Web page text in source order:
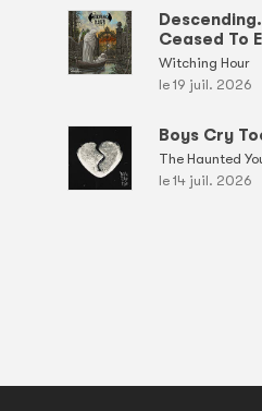
Ceased To
Witching Hour
le 19 juil. 2026
Boys Cry
The Haunted
le 14 juil. 2026